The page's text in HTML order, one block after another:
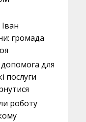
громада
для
послуги
роботу